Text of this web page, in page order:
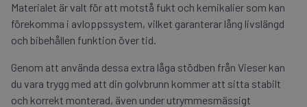
Materialet är valt för att motstå fukt och kemikalier som kan
förekomma i avloppssystem, vilket garanterar lång livslängd
och bibehållen funktion över tid.
Genom att använda dessa extra låga stödben från Vieser kan
du vara trygg med att din golvbrunn kommer att sitta stabilt
och korrekt monterad, även under utrymmesmässigt